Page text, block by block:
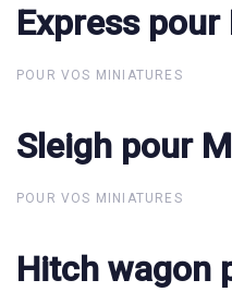
Express
Express
POUR VOS MINIATURES
Sleigh pour
Sleigh pour
POUR VOS MINIATURES
Hitch wagon
Hitch wagon